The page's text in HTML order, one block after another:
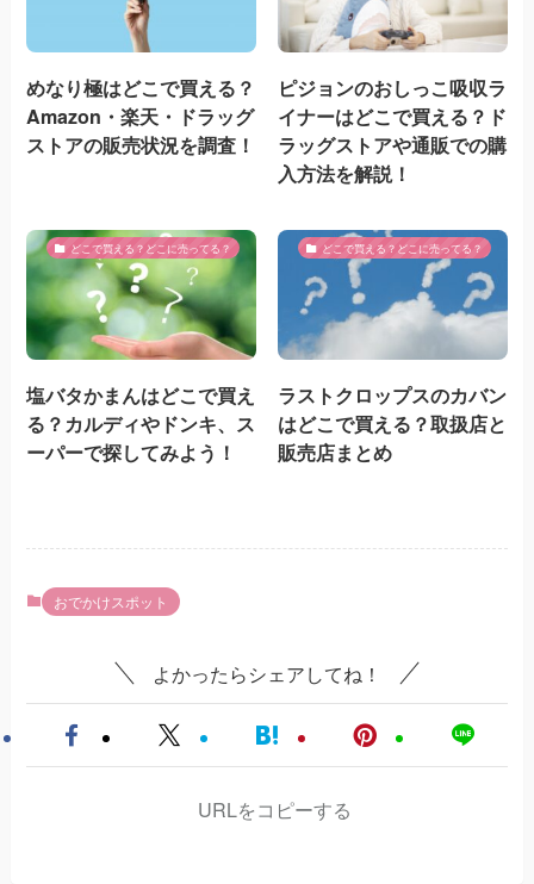
めなり極はどこで買える？
Amazon・楽天・ドラッグ
ストアの販売状況を調査！
ピジョンのおしっこ吸収ラ
イナーはどこで買える？ド
ラッグストアや通販での購
入方法を解説！
どこで買える？どこに売ってる？
塩バタかまんはどこで買え
る？カルディやドンキ、ス
ーパーで探してみよう！
どこで買える？どこに売ってる？
ラストクロップスのカバン
はどこで買える？取扱店と
販売店まとめ
おでかけスポット
よかったらシェアしてね！
URLをコピーする